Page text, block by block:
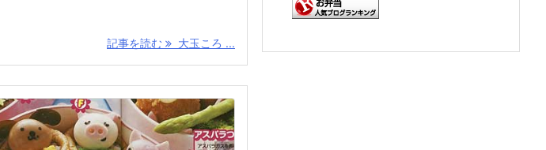
記事を読む 大玉ころ ...